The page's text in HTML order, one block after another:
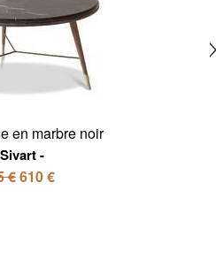
en marbre noir
Sivart
€610 €